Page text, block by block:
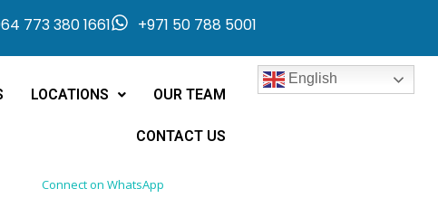
773 380 1661 +971 50 788 5001
LOCATIONS OUR TEAM
CONTACT US
English
Connect on WhatsApp